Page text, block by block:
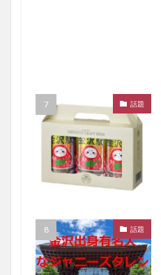
話題
話題